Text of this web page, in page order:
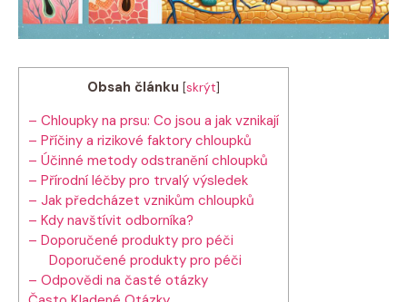
Obsah článku [skrýt]
– Chloupky na prsu: Co jsou a jak vznikají
– Příčiny a rizikové faktory chloupků
– Účinné metody odstranění chloupků
– Přírodní léčby pro trvalý výsledek
– Jak předcházet vznikům chloupků
– Kdy navštívit odborníka?
– Doporučené produkty pro péči
Doporučené produkty pro péči
– Odpovědi na časté otázky